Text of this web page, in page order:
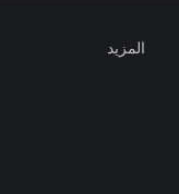
المزيد